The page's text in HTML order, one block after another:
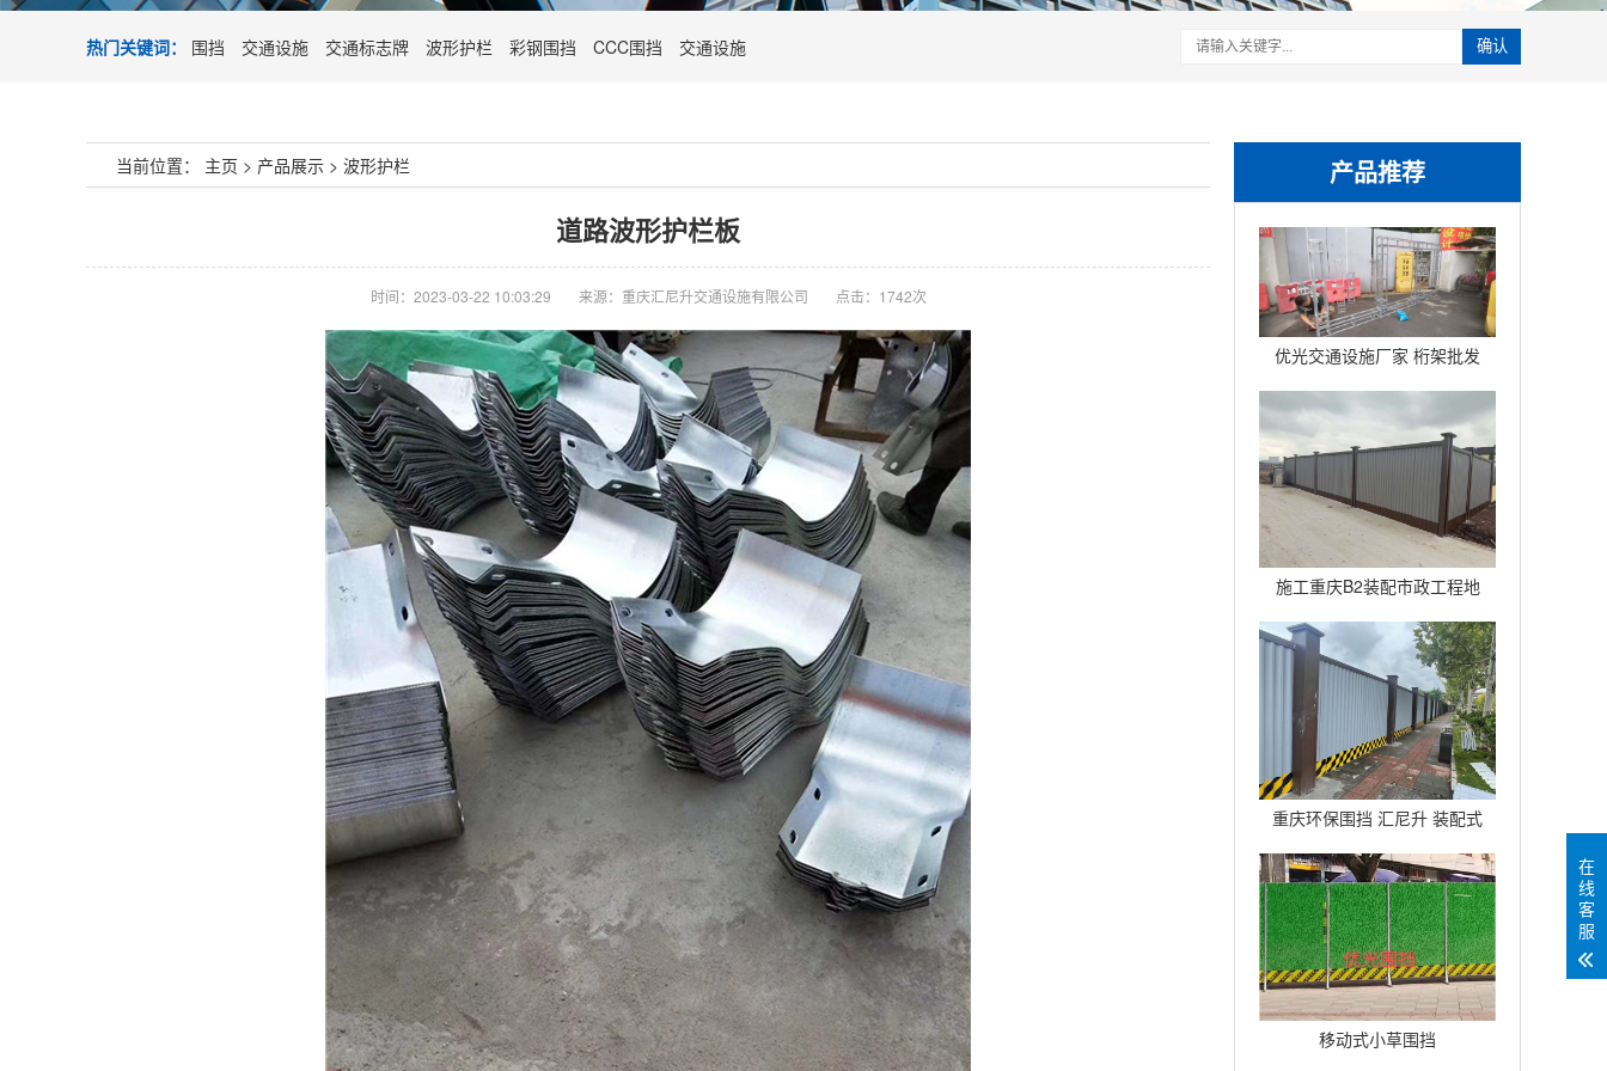
热门关键词： 围挡 交通设施 交通标志牌 波形护栏 彩钢围挡 CCC围挡 交通设施 确认
产品推荐
优光交通设施厂家 桁架批发
铝联杆球节折叠桁架铝合金
广告背景架
施工重庆B2装配市政工程地
铁围挡建筑道路临时护栏
重庆环保围挡 汇尼升 装配式
B2围挡生产厂家
移动式小草围挡
当前位置： 主页 > 产品展示 > 波形护栏
道路波形护栏板
时间：2023-03-22 10:03:29 来源：重庆汇尼升交通设施有限公司 点击：1742次
在
线
客
服